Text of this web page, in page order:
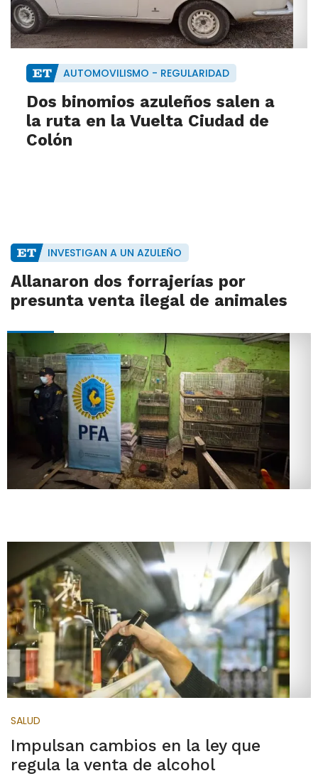
AUTOMOVILISMO - REGULARIDAD
Dos binomios azuleños salen a
la ruta en la Vuelta Ciudad de
Colón
INVESTIGAN A UN AZULEÑO
Allanaron dos forrajerías por
presunta venta ilegal de animales
SALUD
Impulsan cambios en la ley que
regula la venta de alcohol